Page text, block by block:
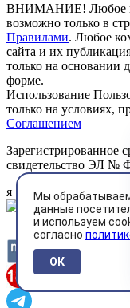
Мы
данные
и используем
согласно
ОК
ВНИМАНИЕ! Любое
возможно только в
Правилами. Любое
сайта и их
только на основании
форме.
Использование
только на условиях,
Соглашением
Зарегистрированное
свидетельство ЭЛ №
я